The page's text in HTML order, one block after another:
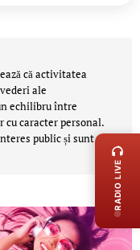
că activitatea
ale
echilibru între
caracter personal.
public și sunt
RADIO LIVE